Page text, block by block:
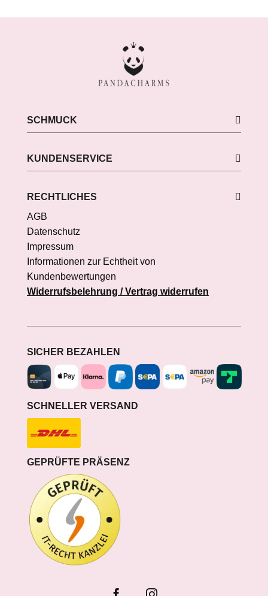
SCHMUCK
KUNDENSERVICE
RECHTLICHES
AGB
Datenschutz
Impressum
Informationen zur Echtheit von
Kundenbewertungen
Widerrufsbelehrung / Vertrag widerrufen
SICHER BEZAHLEN
SCHNELLER VERSAND
GEPRÜFTE PRÄSENZ